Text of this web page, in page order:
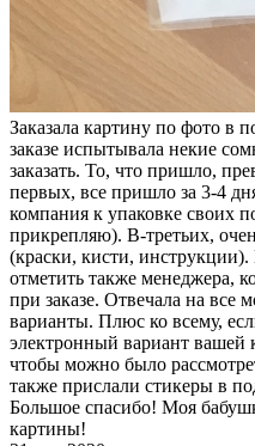
Заказала картину по фото в
заказе испытывала некие
заказать. То, что пришло,
первых, все пришло за 3-4
компания к упаковке своих
прикрепляю). В-третьих,
(краски, кисти,
отметить также менеджера,
при заказе. Отвечала на все
варианты. Плюс ко всему,
электронный вариант вашей
чтобы можно было
также прислали стикеры в
Большое спасибо! Моя
картины!